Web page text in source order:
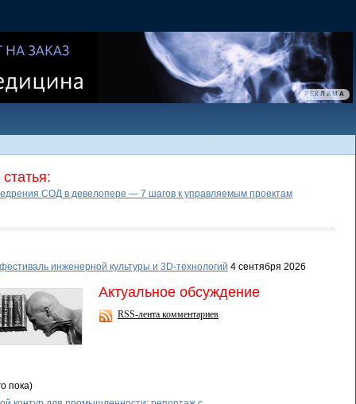
СОД в девелопере — 7 шагов к управляемым проектам
инженерной культуры и 3D-технологий 4 сентября 2026
Актуальное обсуждение
RSS-лента комментариев
пока)